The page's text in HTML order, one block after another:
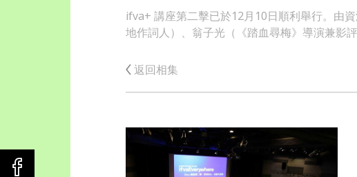
ifva+ 講座第二擊已於12月10日順利舉行。由
地作詞人）、翁子光（《踏血尋梅》導演兼影
返回相集